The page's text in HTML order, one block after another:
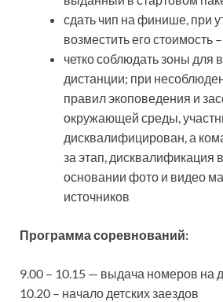
сдать чип на финише, при
возместить его стоимость
четко соблюдать зоны для
дистанции; при
правил экоповедения и
окружающей среды,
дисквалифицирован, а
за этап, дисквалификация
основании фото и видео
источников
Программа соревнований:
9.00 – 10.15 — выдача номеров на
10.20 – начало детских заездов